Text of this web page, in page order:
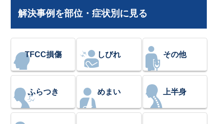
解決事例を部位・症状別に見る
TFCC損傷 しびれ その他
ふらつき めまい 上半身